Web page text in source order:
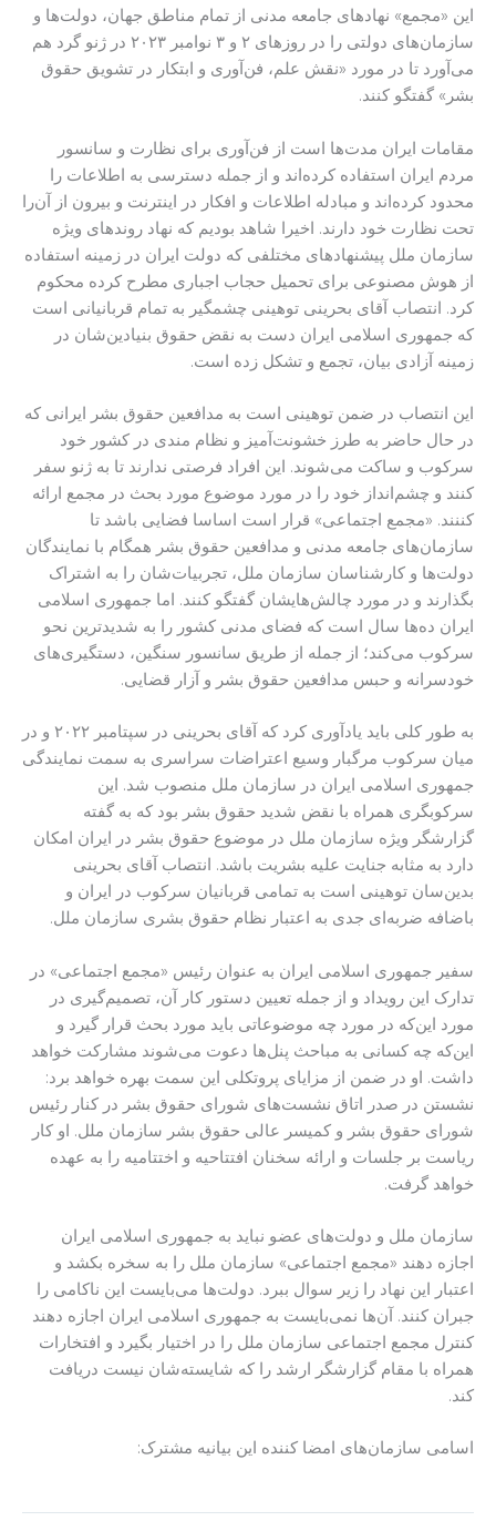
این «مجمع» نهادهای جامعه مدنی از تمام مناطق جهان، دولت‌ها و
سازمان‌های دولتی را در روزهای ۲ و ۳ نوامبر ۲۰۲۳ در ژنو گرد هم
می‌آورد تا در مورد «نقش علم، فن‌آوری و ابتکار در تشویق حقوق
بشر» گفتگو کنند.
مقامات ایران مدت‌ها است از فن‌آوری برای نظارت و سانسور
مردم ایران استفاده کرده‌اند و از جمله دسترسی به اطلاعات را
محدود کرده‌اند و مبادله اطلاعات و افکار در اینترنت و بیرون از آن‌را
تحت نظارت خود دارند. اخیرا شاهد بودیم که نهاد روندهای ویژه
سازمان ملل پیشنهادهای مختلفی که دولت ایران در زمینه استفاده
از هوش مصنوعی برای تحمیل حجاب اجباری مطرح کرده محکوم
کرد. انتصاب آقای بحرینی توهینی چشمگیر به تمام قربانیانی است
که جمهوری اسلامی ایران دست به نقض حقوق بنیادین‌شان در
زمینه آزادی بیان، تجمع و تشکل زده است.
این انتصاب در ضمن توهینی است به مدافعین حقوق بشر ایرانی که
در حال حاضر به طرز خشونت‌آمیز و نظام مندی در کشور خود
سرکوب و ساکت می‌شوند. این افراد فرصتی ندارند تا به ژنو سفر
کنند و چشم‌انداز خود را در مورد موضوع مورد بحث در مجمع ارائه
کننند. «مجمع اجتماعی» قرار است اساسا فضایی باشد تا
سازمان‌های جامعه مدنی و مدافعین حقوق بشر همگام با نمایندگان
دولت‌ها و کارشناسان سازمان ملل، تجربیات‌شان را به اشتراک
بگذارند و در مورد چالش‌هایشان گفتگو کنند. اما جمهوری اسلامی
ایران ده‌ها سال است که فضای مدنی کشور را به شدیدترین نحو
سرکوب می‌کند؛ از جمله از طریق سانسور سنگین، دستگیری‌های
خودسرانه و حبس مدافعین حقوق بشر و آزار قضایی.
به طور کلی باید یادآوری کرد که آقای بحرینی در سپتامبر ۲۰۲۲ و در
میان سرکوب مرگبار وسیع اعتراضات سراسری به سمت نمایندگی
جمهوری اسلامی ایران در سازمان ملل منصوب شد. این
سرکوبگری همراه با نقض شدید حقوق بشر بود که به گفته
گزارشگر ویژه سازمان ملل در موضوع حقوق بشر در ایران امکان
دارد به مثابه جنایت علیه بشریت باشد. انتصاب آقای بحرینی
بدین‌سان توهینی است به تمامی قربانیان سرکوب در ایران و
باضافه ضربه‌ای جدی به اعتبار نظام حقوق بشری سازمان ملل.
سفیر جمهوری اسلامی ایران به عنوان رئیس «مجمع اجتماعی» در
تدارک این رویداد و از جمله تعیین دستور کار آن، تصمیم‌گیری در
مورد این‌که در مورد چه موضوعاتی باید مورد بحث قرار گیرد و
این‌که چه کسانی به مباحث پنل‌‌ها دعوت می‌شوند مشارکت خواهد
داشت. او در ضمن از مزایای پروتکلی این سمت بهره خواهد برد:
نشستن در صدر اتاق نشست‌های شورای حقوق بشر در کنار رئیس
شورای حقوق بشر و کمیسر عالی حقوق بشر سازمان ملل. او کار
ریاست بر جلسات و ارائه سخنان افتتاحیه و اختتامیه را به عهده
خواهد گرفت.
سازمان ملل و دولت‌های عضو نباید به جمهوری اسلامی ایران
اجازه دهند «مجمع اجتماعی» سازمان ملل را به سخره بکشد و
اعتبار این نهاد را زیر سوال ببرد. دولت‌ها می‌بایست این ناکامی را
جبران کنند. آن‌ها نمی‌بایست به جمهوری اسلامی ایران اجازه دهند
کنترل مجمع اجتماعی سازمان ملل را در اختیار بگیرد و افتخارات
همراه با مقام گزارشگر ارشد را که شایسته‌شان نیست دریافت
کند.
اسامی سازمان‌های امضا کننده این بیانیه مشترک: